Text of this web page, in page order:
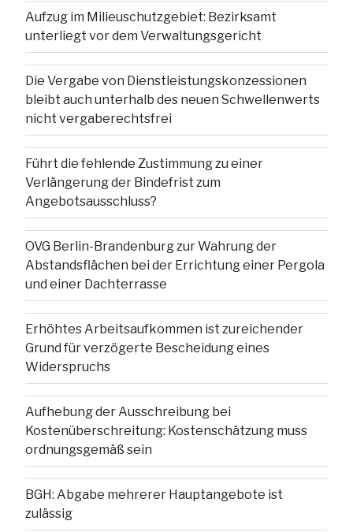
Aufzug im Milieuschutzgebiet: Bezirksamt
unterliegt vor dem Verwaltungsgericht
Die Vergabe von Dienstleistungskonzessionen
bleibt auch unterhalb des neuen Schwellenwerts
nicht vergaberechtsfrei
Führt die fehlende Zustimmung zu einer
Verlängerung der Bindefrist zum
Angebotsausschluss?
OVG Berlin-Brandenburg zur Wahrung der
Abstandsflächen bei der Errichtung einer Pergola
und einer Dachterrasse
Erhöhtes Arbeitsaufkommen ist zureichender
Grund für verzögerte Bescheidung eines
Widerspruchs
Aufhebung der Ausschreibung bei
Kostenüberschreitung: Kostenschätzung muss
ordnungsgemäß sein
BGH: Abgabe mehrerer Hauptangebote ist
zulässig